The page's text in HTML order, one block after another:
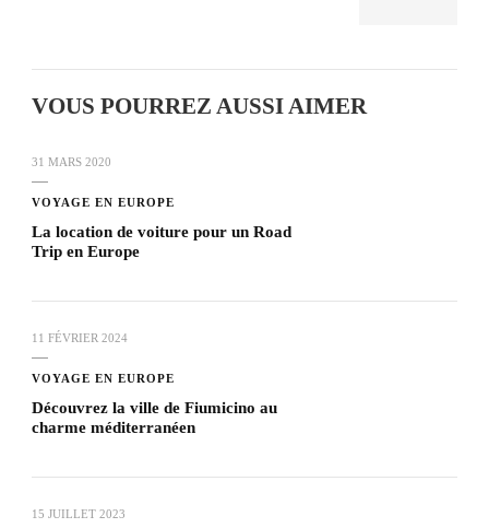
VOUS POURREZ AUSSI AIMER
31 MARS 2020
VOYAGE EN EUROPE
La location de voiture pour un Road
Trip en Europe
11 FÉVRIER 2024
VOYAGE EN EUROPE
Découvrez la ville de Fiumicino au
charme méditerranéen
15 JUILLET 2023